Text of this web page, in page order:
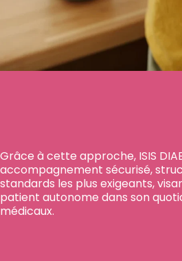
Grâce à cette approche, ISIS
accompagnement sécurisé,
standards les plus exigeants,
patient autonome dans son
médicaux.